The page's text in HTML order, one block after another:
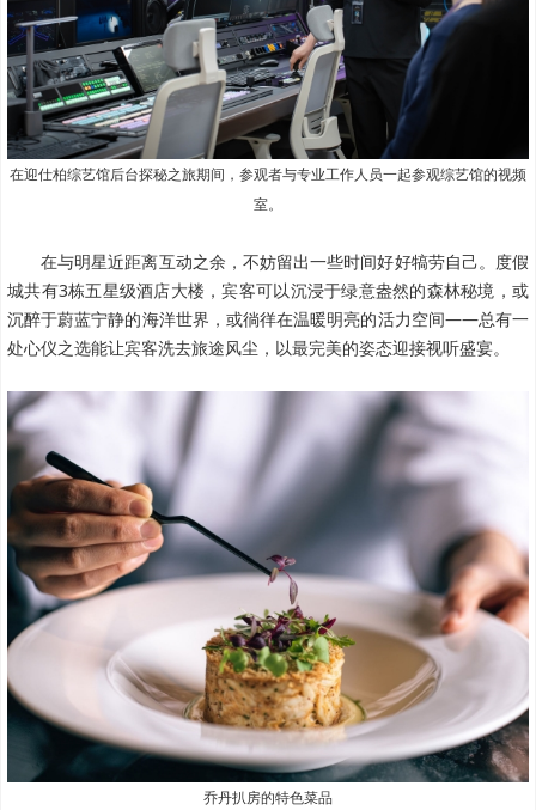
在迎仕柏综艺馆后台探秘之旅期间，参观者与专业工作人员一起参观综艺馆的视频
室。
在与明星近距离互动之余，不妨留出一些时间好好犒劳自己。度假
城共有3栋五星级酒店大楼，宾客可以沉浸于绿意盎然的森林秘境，或
沉醉于蔚蓝宁静的海洋世界，或徜徉在温暖明亮的活力空间——总有一
处心仪之选能让宾客洗去旅途风尘，以最完美的姿态迎接视听盛宴。
乔丹扒房的特色菜品